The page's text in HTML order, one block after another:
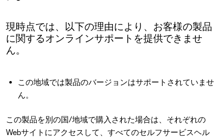
現時点では、以下の理由により、お客様の製品
に関するオンラインサポートを提供できませ
ん。
この地域では製品のバージョンはサポートされていませ
ん。
この製品を別の国/地域で購入された場合は、それぞれの
Webサイトにアクセスして、すべてのセルフサービスヘル